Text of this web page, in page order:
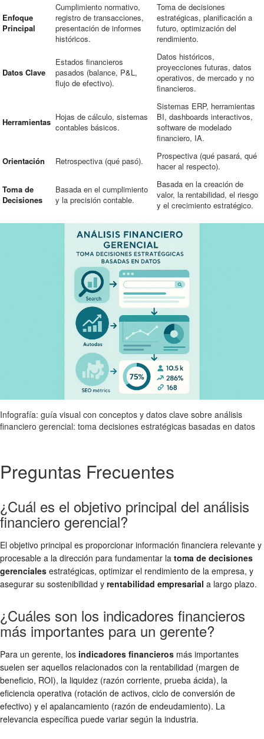
Enfoque
Principal
Cumplimiento normativo,
registro de transacciones,
presentación de informes
históricos.
Toma de decisiones
estratégicas, planificación a
futuro, optimización del
rendimiento.
Datos Clave
Estados financieros
pasados (balance, P&L,
flujo de efectivo).
Datos históricos,
proyecciones futuras, datos
operativos, de mercado y no
financieros.
Herramientas Hojas de cálculo, sistemas
contables básicos.
Sistemas ERP, herramientas
BI, dashboards interactivos,
software de modelado
financiero, IA.
Orientación Retrospectiva (qué pasó).
Prospectiva (qué pasará, qué
hacer al respecto).
Toma de
Decisiones
Basada en el cumplimiento
y la precisión contable.
Basada en la creación de
valor, la rentabilidad, el riesgo
y el crecimiento estratégico.
Infografía: guía visual con conceptos y datos clave sobre análisis
financiero gerencial: toma decisiones estratégicas basadas en datos
Preguntas Frecuentes
¿Cuál es el objetivo principal del análisis
financiero gerencial?
El objetivo principal es proporcionar información financiera relevante y
procesable a la dirección para fundamentar la toma de decisiones
gerenciales estratégicas, optimizar el rendimiento de la empresa, y
asegurar su sostenibilidad y rentabilidad empresarial a largo plazo.
¿Cuáles son los indicadores financieros
más importantes para un gerente?
Para un gerente, los indicadores financieros más importantes
suelen ser aquellos relacionados con la rentabilidad (margen de
beneficio, ROI), la liquidez (razón corriente, prueba ácida), la
eficiencia operativa (rotación de activos, ciclo de conversión de
efectivo) y el apalancamiento (razón de endeudamiento). La
relevancia específica puede variar según la industria.